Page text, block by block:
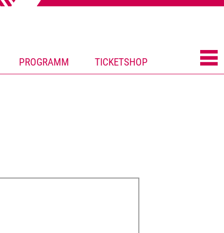
PROGRAMM TICKETSHOP